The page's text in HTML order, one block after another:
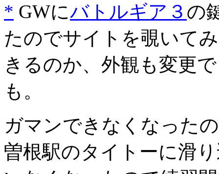
* GWにバトルギア３ の
たのでサイトを覗いて
きるのか、外観も変更
も。
ガマンできなくなった
曽根駅のタイトーに滑